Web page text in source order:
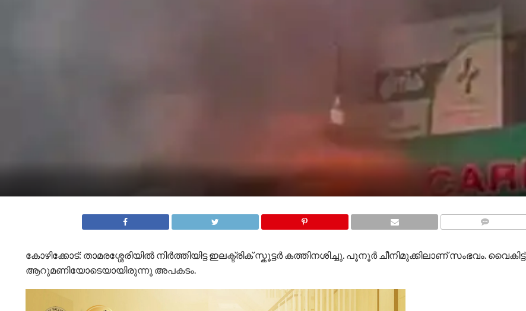
കോഴിക്കോട്: താമരശ്ശേരിയിൽ നിർത്തിയിട്ട ഇലക്ട്രിക് സ്കൂട്ടർ കത്തിനശിച്ചു. പൂനൂർ ചീനിമുക്കിലാണ് സംഭവം. വൈകിട്ട്
ആറുമണിയോടെയായിരുന്നു അപകടം.